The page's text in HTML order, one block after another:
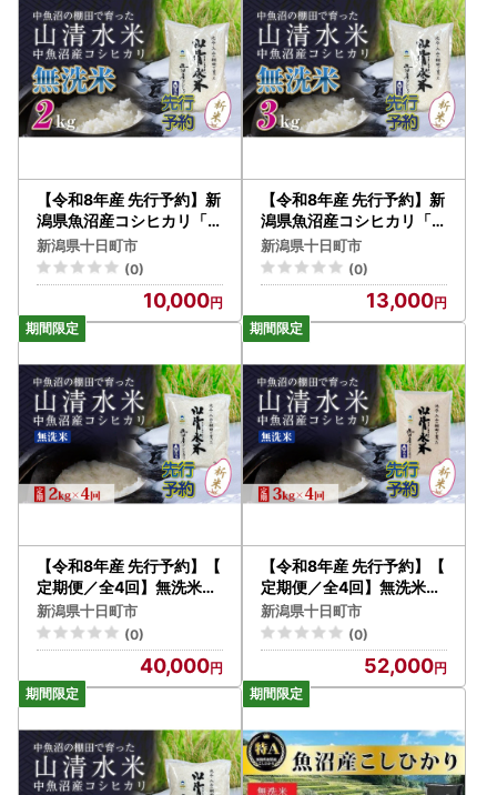
【令和8年産 先行予約】新
潟県魚沼産コシヒカリ「山
清水米」無洗米2kg
新潟県十日町市
(0)
10,000
【令和8年産 先行予約】新
潟県魚沼産コシヒカリ「山
清水米」無洗米3kg
新潟県十日町市
(0)
13,000
【令和8年産 先行予約】【
定期便／全4回】無洗米2k
g 新潟県魚沼産コシヒカリ
「山清水米」
新潟県十日町市
(0)
40,000
【令和8年産 先行予約】【
定期便／全4回】無洗米3k
g 新潟県魚沼産コシヒカリ
「山清水米」
新潟県十日町市
(0)
52,000